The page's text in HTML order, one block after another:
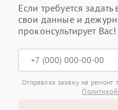
Если требуется задать
свои данные и
проконсультирует Вас!
Отправляя заявку на ремонт